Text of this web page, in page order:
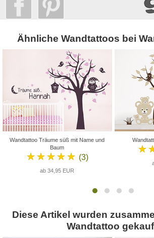
Ähnliche Wandtattoos bei
Wandtattoo Träume süß mit Name und
Baum
★★★★★ (3)
ab 34,95 EUR
Diese Artikel wurden
Wandtattoo